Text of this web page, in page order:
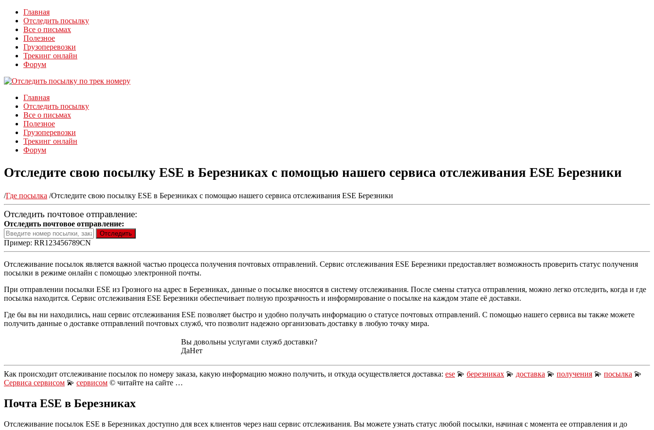
Главная
Отследить посылку
Все о письмах
Полезное
Грузоперевозки
Трекинг онлайн
Форум
Главная
Отследить посылку
Все о письмах
Полезное
Грузоперевозки
Трекинг онлайн
Форум
Отследите свою посылку ESE в Березниках с помощью нашего сервиса отслеживания ESE Березники
/Где посылка /Отследите свою посылку ESE в Березниках с помощью нашего сервиса отслеживания ESE Березники
Отследить почтовое отправление:
Отследить почтовое отправление:
Пример: RR123456789CN
Отслеживание посылок является важной частью процесса получения почтовых отправлений. Сервис отслеживания ESE Березники предоставляет возможность проверить статус получения
посылки в режиме онлайн с помощью электронной почты.
При отправлении посылки ESE из Грозного на адрес в Березниках, данные о посылке вносятся в систему отслеживания. После смены статуса отправления, можно легко отследить, когда и где
посылка находится. Сервис отслеживания ESE Березники обеспечивает полную прозрачность и информирование о посылке на каждом этапе её доставки.
Где бы вы ни находились, наш сервис отслеживания ESE позволяет быстро и удобно получать информацию о статусе почтовых отправлений. С помощью нашего сервиса вы также можете
получить данные о доставке отправлений почтовых служб, что позволит надежно организовать доставку в любую точку мира.
Вы довольны услугами служб доставки?
ДаНет
Как происходит отслеживание посылок по номеру заказа, какую информацию можно получить, и откуда осуществляется доставка: ese 💫 березниках 💫 доставка 💫 получения 💫 посылка 💫
Сервиса сервисом 💫 сервисом © читайте на сайте …
Почта ESE в Березниках
Отслеживание посылок ESE в Березниках доступно для всех клиентов через наш сервис отслеживания. Вы можете узнать статус любой посылки, начиная с момента ее отправления и до